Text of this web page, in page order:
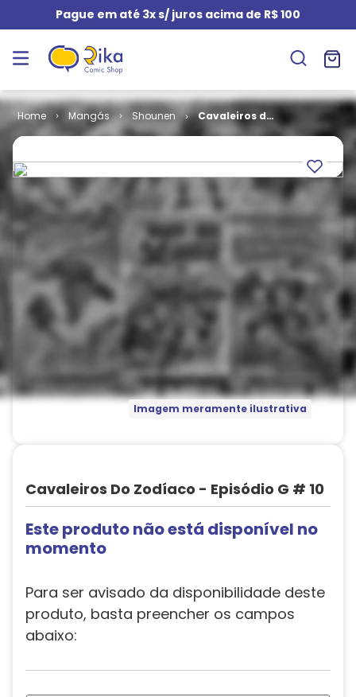
Pague em até 3x s/ juros acima de R$ 100
Mangás Shounen
Cavaleiros do
Zodíaco -
10
Imagem meramente ilustrativa
Cavaleiros Do Zodíaco - Episódio G # 10
Este produto não está disponível no
momento
Para ser avisado da disponibilidade deste
produto, basta preencher os campos
abaixo: